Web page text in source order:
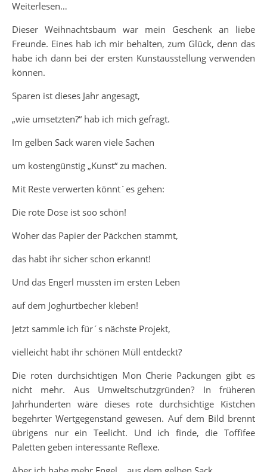
Weiterlesen…
Dieser Weihnachtsbaum war mein Geschenk an liebe
Freunde. Eines hab ich mir behalten, zum Glück, denn das
habe ich dann bei der ersten Kunstausstellung verwenden
können.
Sparen ist dieses Jahr angesagt,
„wie umsetzten?“ hab ich mich gefragt.
Im gelben Sack waren viele Sachen
um kostengünstig „Kunst“ zu machen.
Mit Reste verwerten könnt´es gehen:
Die rote Dose ist soo schön!
Woher das Papier der Päckchen stammt,
das habt ihr sicher schon erkannt!
Und das Engerl mussten im ersten Leben
auf dem Joghurtbecher kleben!
Jetzt sammle ich für´s nächste Projekt,
vielleicht habt ihr schönen Müll entdeckt?
Die roten durchsichtigen Mon Cherie Packungen gibt es
nicht mehr. Aus Umweltschutzgründen? In früheren
Jahrhunderten wäre dieses rote durchsichtige Kistchen
begehrter Wertgegenstand gewesen. Auf dem Bild brennt
übrigens nur ein Teelicht. Und ich finde, die Toffifee
Paletten geben interessante Reflexe.